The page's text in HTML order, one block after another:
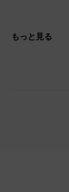
もっと見る